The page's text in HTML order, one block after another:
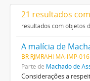
21 resultados
resultados com objetos
A malícia de
BR RJMRAHI MA-IMP-016
Parte de Machado de
Considerações a